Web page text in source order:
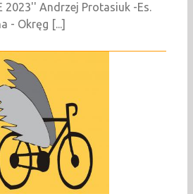
2023'' Andrzej Protasiuk -Es.
- Okręg [...]